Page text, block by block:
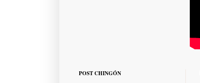
POST CHINGÓN